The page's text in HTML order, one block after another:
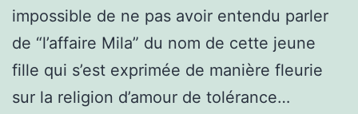
impossible de ne pas avoir entendu parler
de “l’affaire Mila” du nom de cette jeune
fille qui s’est exprimée de manière fleurie
sur la religion d’amour de tolérance…